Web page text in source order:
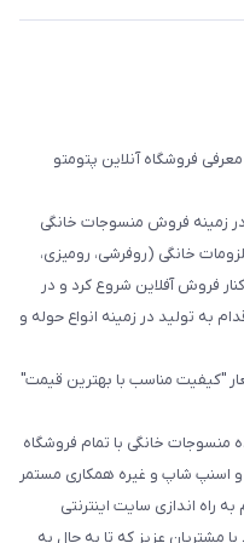
فروشگاه آنلاین پتومتو
فروشگاه پتومتو فعالیت خود را از سال 1393در زمینه فروش منسوجات خانگی
خانگی (روفرشی، رومیزی،
فروش آفلاین شروع کرد و در
به تولید در زمینه انواع حوله و
"کیفیت مناسب با بهترین قیمت"
منسوجات خانگی با تمام فروشگاه
و اسنپ شاپ و غیره همکاری مستمر
راه اندازی سایت اینترنتی
عزیز که تا به حال به